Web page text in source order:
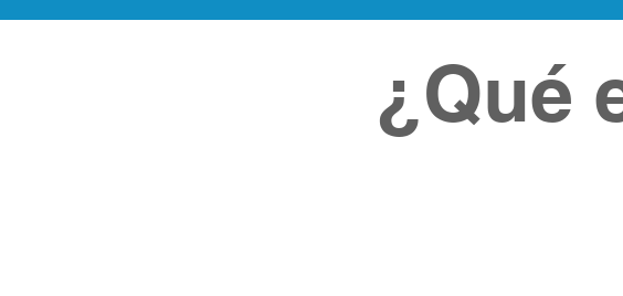
¿Qué